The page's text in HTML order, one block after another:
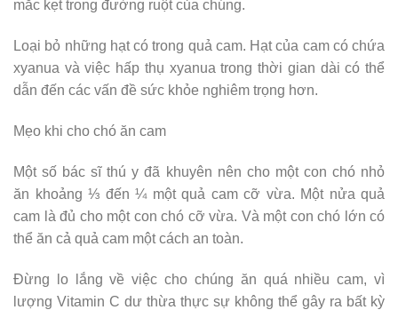
mắc kẹt trong đường ruột của chúng.
Loại bỏ những hạt có trong quả cam. Hạt của cam có chứa
xyanua và việc hấp thụ xyanua trong thời gian dài có thể
dẫn đến các vấn đề sức khỏe nghiêm trọng hơn.
Mẹo khi cho chó ăn cam
Một số bác sĩ thú y đã khuyên nên cho một con chó nhỏ
ăn khoảng ⅓ đến ¼ một quả cam cỡ vừa. Một nửa quả
cam là đủ cho một con chó cỡ vừa. Và một con chó lớn có
thể ăn cả quả cam một cách an toàn.
Đừng lo lắng về việc cho chúng ăn quá nhiều cam, vì
lượng Vitamin C dư thừa thực sự không thể gây ra bất kỳ